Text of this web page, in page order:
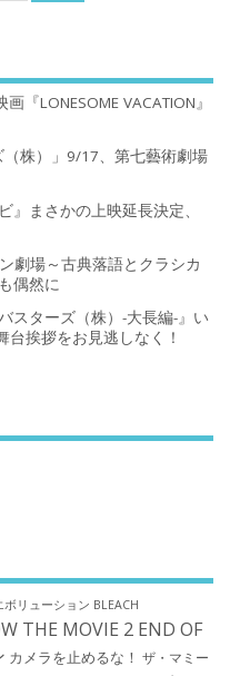
『LONESOME VACATION』
株）」9/17、第七藝術劇場
』まさかの上映延長決定、
劇場～古典落語とクラシカ
偶然に
スターズ（株）-大長編-』い
挨拶をお見逃しなく！
リューション BLEACH
THE MOVIE 2 END OF
カメラを止めるな！ ザ・マミー